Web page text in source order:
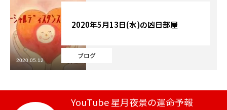
ブログ
お知らせ
芸能界
テニス
ブログ
2020年5月13日(水)の凶日部屋
2020.05.12
YouTube 星月夜景の運命予報